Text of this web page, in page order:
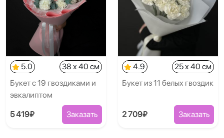
5.0
38 x 40 см
Букет с 19 гвоздиками и
эвкалиптом
5 419₽ Заказать
4.9
25 x 40 см
Букет из 11 белых гвоздик
2 709₽ Заказать